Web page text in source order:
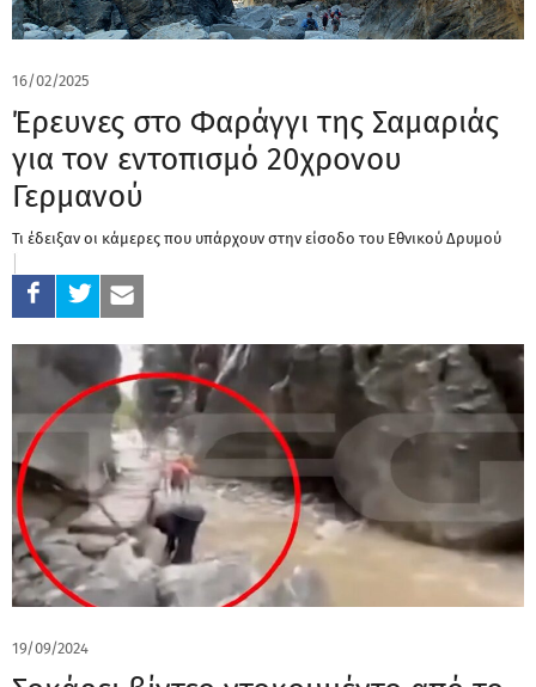
16/02/2025
Έρευνες στο Φαράγγι της Σαμαριάς
για τον εντοπισμό 20χρονου
Γερμανού
Τι έδειξαν οι κάμερες που υπάρχουν στην είσοδο του Εθνικού Δρυμού
19/09/2024